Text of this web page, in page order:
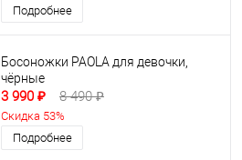
Подробнее
Босоножки PAOLA для девочки,
чёрные
3 990 ₽ 8 490 ₽
Скидка 53%
Подробнее